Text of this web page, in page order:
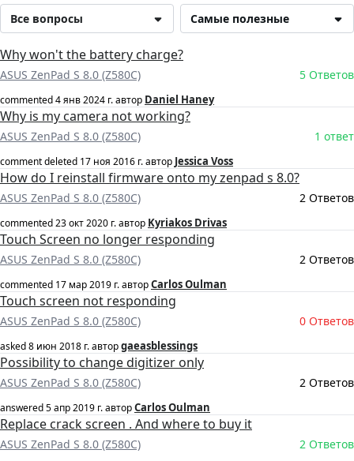
Самые полезные
Все вопросы
Why won't the battery charge?
ASUS ZenPad S 8.0 (Z580C) 5 Ответов
commented4 янв 2024 г.автор Daniel Haney
Why is my camera not working?
ASUS ZenPad S 8.0 (Z580C) 1 ответ
comment deleted 17 ноя 2016 г.автор Jessica Voss
How do I reinstall firmware onto my zenpad s 8.0?
ASUS ZenPad S 8.0 (Z580C) 2 Ответов
commented23 окт 2020 г.автор Kyriakos Drivas
Touch Screen no longer responding
ASUS ZenPad S 8.0 (Z580C) 2 Ответов
commented 17 мар 2019 г.авторCarlos Oulman
Touch screen not responding
ASUS ZenPad S 8.0 (Z580C) 0 Ответов
asked8 июн 2018 г.авторgaeasblessings
Possibility to change digitizer only
ASUS ZenPad S 8.0 (Z580C) 2 Ответов
answered5 апр 2019 г.авторCarlos Oulman
Replace crack screen . And where to buy it
ASUS ZenPad S 8.0 (Z580C) 2 Ответов